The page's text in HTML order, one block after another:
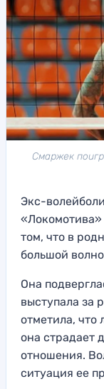
Смаржек
Экс-
том, что в
большой
Она
выступала за
отметила, что
она страдает
отношения.
ситуация ее